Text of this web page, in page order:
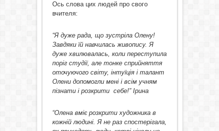
Ось слова цих людей про свого
вчителя:
“Я дуже рада, що зустріла Олену!
Завдяки їй навчилась живопису. Я
дуже хвилювалась, коли переступила
поріг студії, але тонке сприйняття
оточуючого світу, інтуїція і талант
Олени допомогли мені і всім учням
пізнати і розкрити себе!” Ірина
“Олена вміє розкрити художника в
кожній людині. Я не раз спостерігала,